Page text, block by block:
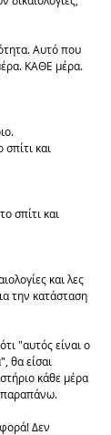
Αυτό που
ΚΑΘΕ μέρα.
και
σπίτι και
και λες
την κατάσταση
"αυτός είναι ο
θα είσαι
κάθε μέρα
παραπάνω.
Δεν